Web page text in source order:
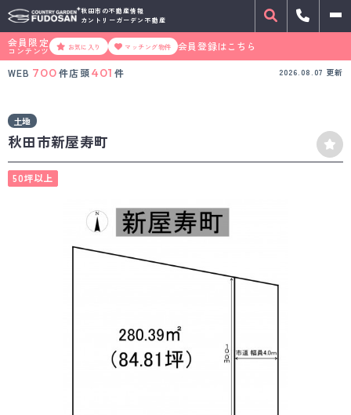
秋田市の不動産情報
カントリーガーデン不動産
会員限定
コンテンツ お気に入り マッチング物件
会員登録はこちら
WEB 700件店頭401 件 2026.08.07 更新
土地
秋田市新屋寿町
50坪以上